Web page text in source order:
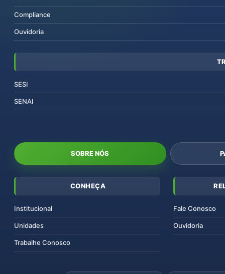
Compliance
Ouvidoria
SESI
SENAI
SOBRE NÓS
CONHEÇA
Institucional
Unidades
Trabalhe Conosco
Fale Conosco
Ouvidoria